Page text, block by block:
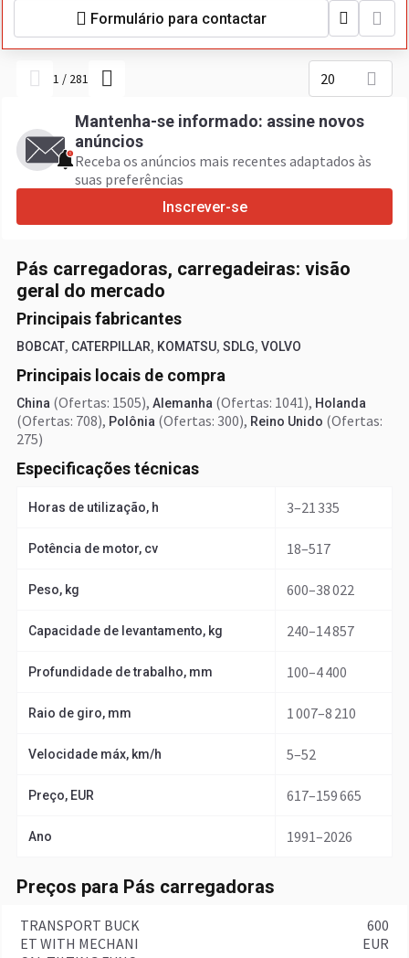
Formulário para contactar
1 / 281 20
Mantenha-se informado: assine novos
anúncios
Receba os anúncios mais recentes adaptados às
suas preferências
Inscrever-se
Pás carregadoras, carregadeiras: visão
geral do mercado
Principais fabricantes
BOBCAT, CATERPILLAR, KOMATSU, SDLG, VOLVO
Principais locais de compra
China (Ofertas: 1505), Alemanha (Ofertas: 1041), Holanda
(Ofertas: 708), Polônia (Ofertas: 300), Reino Unido (Ofertas:
275)
Especificações técnicas
Horas de utilização, h 3–21 335
Potência de motor, cv 18–517
Peso, kg 600–38 022
Capacidade de levantamento, kg 240–14 857
Profundidade de trabalho, mm 100–4 400
Raio de giro, mm 1 007–8 210
Velocidade máx, km/h 5–52
Preço, EUR 617–159 665
Ano 1991–2026
Preços para Pás carregadoras
TRANSPORT BUCK
ET WITH MECHANI
600
EUR